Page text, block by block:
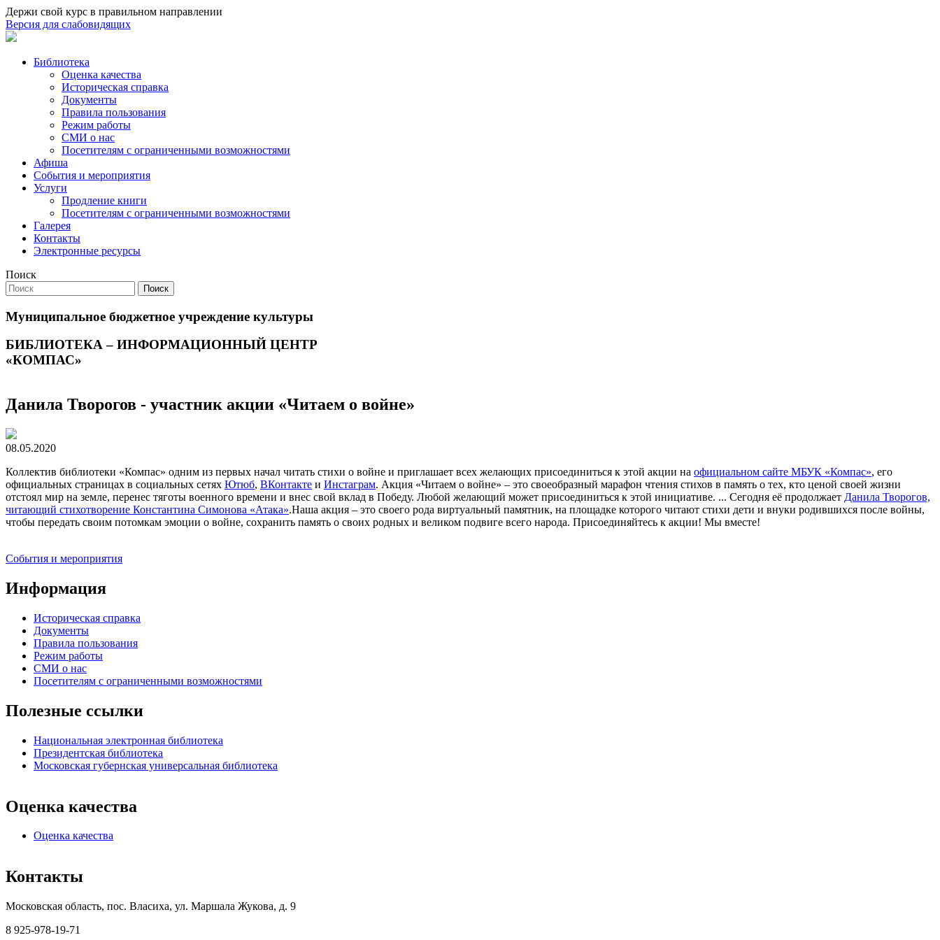
Держи свой курс в правильном направлении
Версия для слабовидящих
Библиотека
Оценка качества
Историческая справка
Документы
Правила пользования
Режим работы
СМИ о нас
Посетителям с ограниченными возможностями
Афиша
События и мероприятия
Услуги
Продление книги
Посетителям с ограниченными возможностями
Галерея
Контакты
Электронные ресурсы
Поиск
Поиск
Муниципальное бюджетное учреждение культуры
БИБЛИОТЕКА – ИНФОРМАЦИОННЫЙ ЦЕНТР
«КОМПАС»
Данила Творогов - участник акции «Читаем о войне»
08.05.2020
Коллектив библиотеки «Компас» одним из первых начал читать стихи о войне и приглашает всех желающих присоединиться к этой акции на официальном сайте МБУК «Компас», его
официальных страницах в социальных сетях Ютюб, ВКонтакте и Инстаграм. Акция «Читаем о войне» – это своеобразный марафон чтения стихов в память о тех, кто ценой своей жизни
отстоял мир на земле, перенес тяготы военного времени и внес свой вклад в Победу. Любой желающий может присоединиться к этой инициативе. ... Сегодня её продолжает Данила Творогов,
читающий стихотворение Константина Симонова «Атака».Наша акция – это своего рода виртуальный памятник, на площадке которого читают стихи дети и внуки родившихся после войны,
чтобы передать своим потомкам эмоции о войне, сохранить память о своих родных и великом подвиге всего народа. Присоединяйтесь к акции! Мы вместе!
События и мероприятия
Информация
Историческая справка
Документы
Правила пользования
Режим работы
СМИ о нас
Посетителям с ограниченными возможностями
Полезные ссылки
Национальная электронная библиотека
Президентская библиотека
Московская губернская универсальная библиотека
Оценка качества
Оценка качества
Контакты
Московская область, пос. Власиха, ул. Маршала Жукова, д. 9
8 925-978-19-71